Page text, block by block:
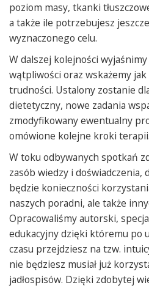
poziom masy, tkanki
a także ile potrzebujesz
wyznaczonego celu.
W dalszej kolejności
wątpliwości oraz wskażemy
trudności. Ustalony zostanie
dietetyczny, nowe zadania
zmodyfikowany ewentualny
omówione kolejne kroki terapii.
W toku odbywanych spotkań
zasób wiedzy i
będzie konieczności
naszych poradni, ale także
Opracowaliśmy autorski,
edukacyjny dzięki któremu po
czasu przejdziesz na tzw.
nie będziesz musiał już
jadłospisów. Dzięki zdobytej